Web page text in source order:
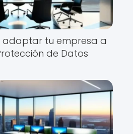
adaptar tu empresa a
de Datos